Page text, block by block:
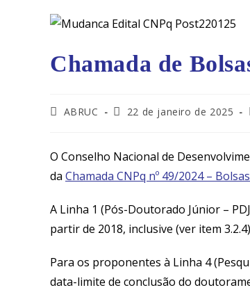
Chamada de
ABRUC 22 de janeiro de 2025
O Conselho Nacional de
da Chamada CNPq nº 49/2024 –
A Linha 1 (Pós-Doutorado Júnior –
partir de 2018, inclusive (ver item
Para os proponentes à Linha 4
data-limite de conclusão do